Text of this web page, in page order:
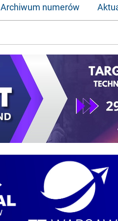
Archiwum numerów